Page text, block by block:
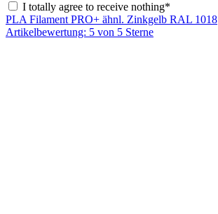
I totally agree to receive nothing*
PLA Filament PRO+ ähnl. Zinkgelb RAL 1018
Artikelbewertung: 5 von 5 Sterne